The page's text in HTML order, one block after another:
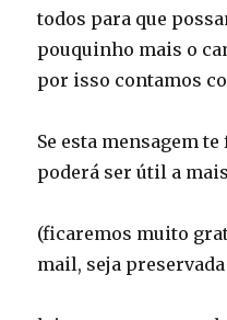
todos para que
pouquinho mais o
por isso contamos
Se esta mensagem
poderá ser útil a
(ficaremos muito
mail, seja